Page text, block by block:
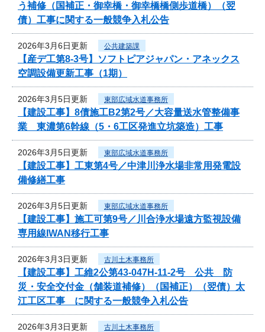
う補修（国補正・御幸橋・御幸橋橋側歩道橋）（翌
債）工事に関する一般競争入札公告
2026年3月6日更新 公共建築課
【産デ工第8-3号】ソフトピアジャパン・アネックス
空調設備更新工事（1期）
2026年3月5日更新 東部広域水道事務所
【建設工事】8債施工B2第2号／大容量送水管整備事
業 東濃第6幹線（5・6工区発進立坑築造）工事
2026年3月5日更新 東部広域水道事務所
【建設工事】工東第4号／中津川浄水場非常用発電設
備修繕工事
2026年3月5日更新 東部広域水道事務所
【建設工事】施工可第9号／川合浄水場遠方監視設備
専用線IWAN移行工事
2026年3月3日更新 古川土木事務所
【建設工事】工維2公第43-047H-11-2号 公共 防
災・安全交付金（舗装道補修）（国補正）（翌債）太
江工区工事 に関する一般競争入札公告
2026年3月3日更新 古川土木事務所